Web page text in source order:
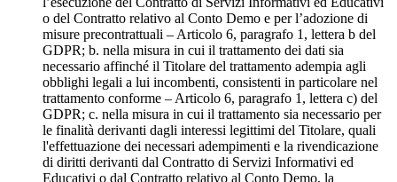
o del Contratto relativo al Conto Demo e per l’adozione di
misure precontrattuali – Articolo 6, paragrafo 1, lettera b del
GDPR; b. nella misura in cui il trattamento dei dati sia
necessario affinché il Titolare del trattamento adempia agli
obblighi legali a lui incombenti, consistenti in particolare nel
trattamento conforme – Articolo 6, paragrafo 1, lettera c) del
GDPR; c. nella misura in cui il trattamento sia necessario per
le finalità derivanti dagli interessi legittimi del Titolare, quali
l'effettuazione dei necessari adempimenti e la rivendicazione
di diritti derivanti dal Contratto di Servizi Informativi ed
Educativi o dal Contratto relativo al Conto Demo, la